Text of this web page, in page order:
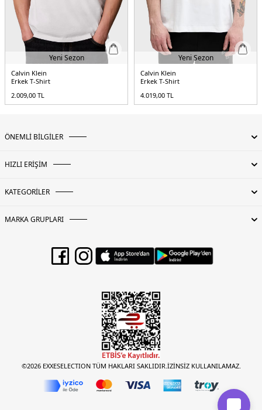
Yeni Sezon
Calvin Klein
Erkek T-Shirt
2.009,00 TL
Yeni Sezon
Calvin Klein
Erkek T-Shirt
4.019,00 TL
ÖNEMLİ BİLGİLER
HIZLI ERİŞİM
KATEGORİLER
MARKA GRUPLARI
©2026 EXXESELECTION TÜM HAKLARI SAKLIDIR.İZİNSİZ KULLANILAMAZ.